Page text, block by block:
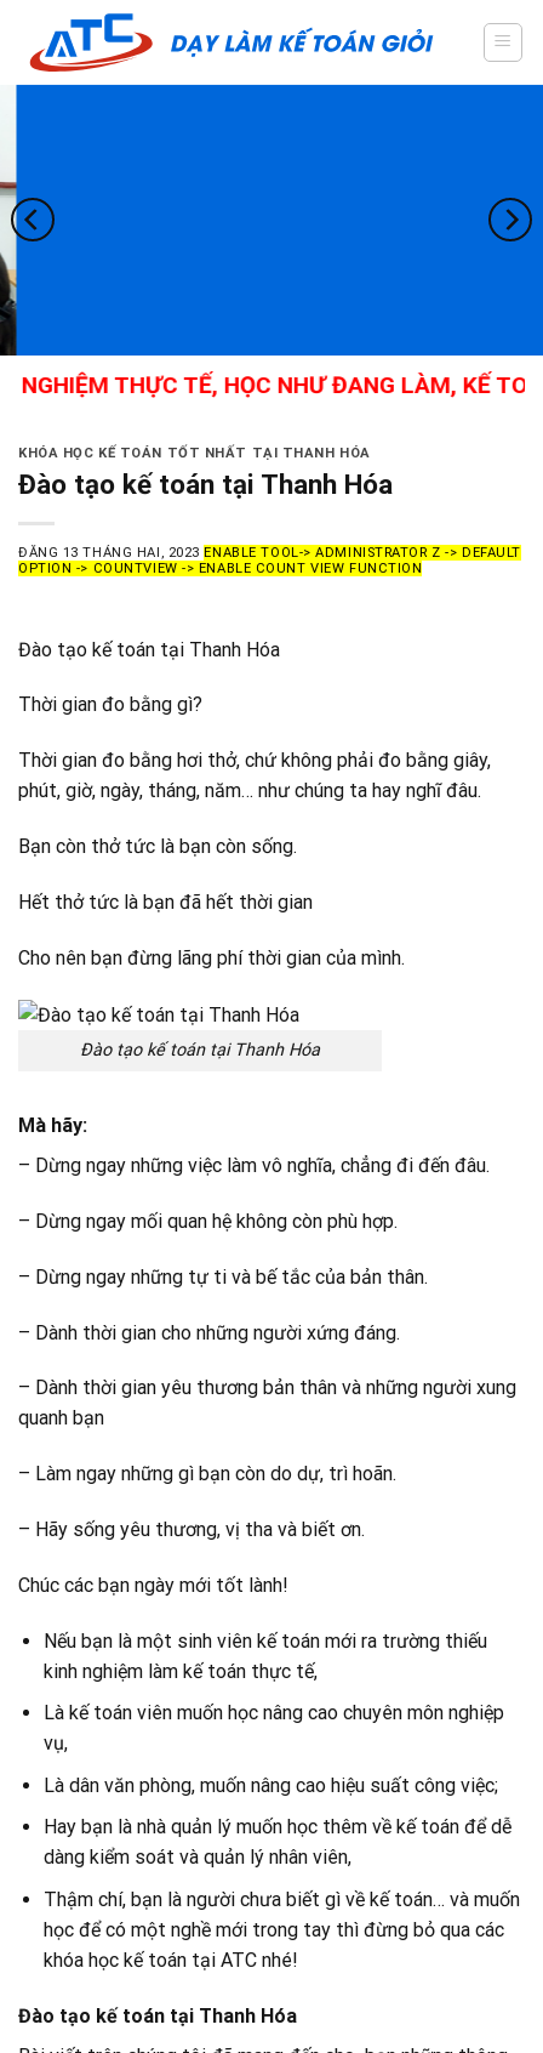
content
THỰC TẾ, HỌC NHƯ ĐANG LÀM, KẾ TOÁN
KHÓA HỌC KẾ TOÁN TỐT NHẤT TẠI THANH HÓA
Đào tạo kế toán tại Thanh Hóa
ĐĂNG 13 THÁNG HAI, 2023 ENABLE TOOL-> ADMINISTRATOR Z -> DEFAULT
OPTION -> COUNTVIEW -> ENABLE COUNT VIEW FUNCTION
Đào tạo kế toán tại Thanh Hóa
Thời gian đo bằng gì?
Thời gian đo bằng hơi thở, chứ không phải đo bằng giây,
phút, giờ, ngày, tháng, năm… như chúng ta hay nghĩ đâu.
Bạn còn thở tức là bạn còn sống.
Hết thở tức là bạn đã hết thời gian
Cho nên bạn đừng lãng phí thời gian của mình.
Đào tạo kế toán tại Thanh Hóa
Mà hãy:
– Dừng ngay những việc làm vô nghĩa, chẳng đi đến đâu.
– Dừng ngay mối quan hệ không còn phù hợp.
– Dừng ngay những tự ti và bế tắc của bản thân.
– Dành thời gian cho những người xứng đáng.
– Dành thời gian yêu thương bản thân và những người xung
quanh bạn
– Làm ngay những gì bạn còn do dự, trì hoãn.
– Hãy sống yêu thương, vị tha và biết ơn.
Chúc các bạn ngày mới tốt lành!
Nếu bạn là một sinh viên kế toán mới ra trường thiếu
kinh nghiệm làm kế toán thực tế,
Là kế toán viên muốn học nâng cao chuyên môn nghiệp
vụ,
Là dân văn phòng, muốn nâng cao hiệu suất công việc;
Hay bạn là nhà quản lý muốn học thêm về kế toán để dễ
dàng kiểm soát và quản lý nhân viên,
Thậm chí, bạn là người chưa biết gì về kế toán… và muốn
học để có một nghề mới trong tay thì đừng bỏ qua các
khóa học kế toán tại ATC nhé!
Đào tạo kế toán tại Thanh Hóa